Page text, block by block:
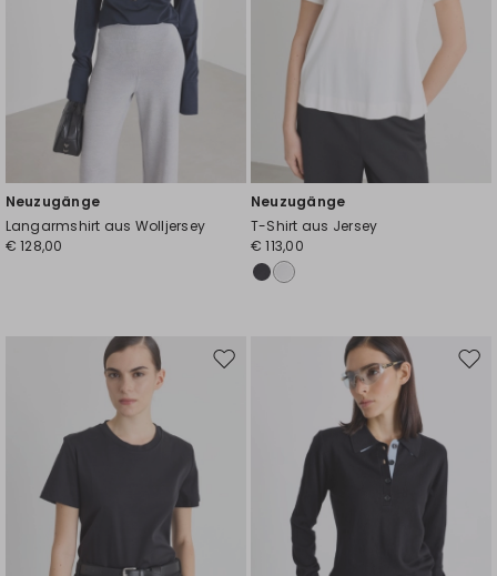
Neuzugänge
Langarmshirt aus Wolljersey
€ 128,00
Neuzugänge
T-Shirt aus Jersey
€ 113,00
Auf
Auf